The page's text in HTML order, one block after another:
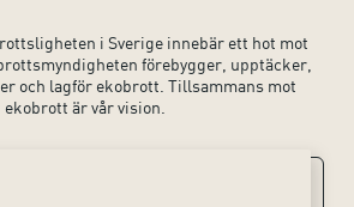
i Sverige innebär ett hot mot
förebygger, upptäcker,
och lagför ekobrott. Tillsammans mot
ekobrott är vår vision.